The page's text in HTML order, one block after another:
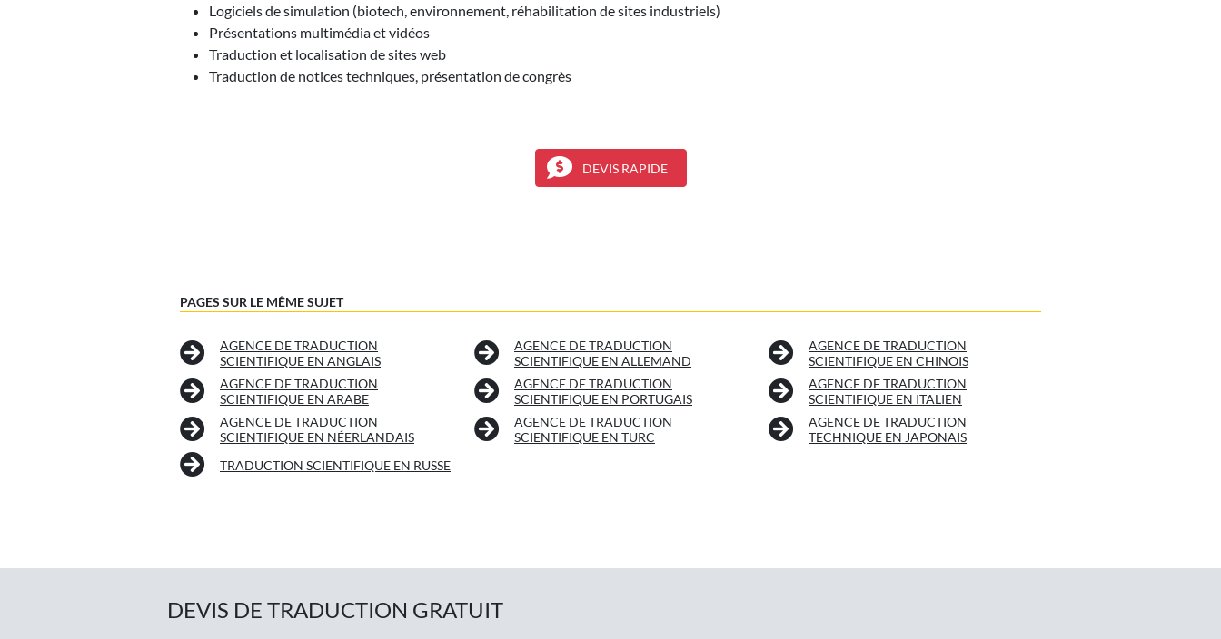
Logiciels de simulation (biotech, environnement, réhabilitation de sites industriels)
Présentations multimédia et vidéos
Traduction et localisation de sites web
Traduction de notices techniques, présentation de congrès
DEVIS RAPIDE
PAGES SUR LE MÊME SUJET
AGENCE DE TRADUCTION
SCIENTIFIQUE EN ANGLAIS
AGENCE DE TRADUCTION
SCIENTIFIQUE EN ALLEMAND
AGENCE DE TRADUCTION
SCIENTIFIQUE EN CHINOIS
AGENCE DE TRADUCTION
SCIENTIFIQUE EN ARABE
AGENCE DE TRADUCTION
SCIENTIFIQUE EN PORTUGAIS
AGENCE DE TRADUCTION
SCIENTIFIQUE EN ITALIEN
AGENCE DE TRADUCTION
SCIENTIFIQUE EN NÉERLANDAIS
AGENCE DE TRADUCTION
SCIENTIFIQUE EN TURC
AGENCE DE TRADUCTION
TECHNIQUE EN JAPONAIS
TRADUCTION SCIENTIFIQUE EN RUSSE
DEVIS DE TRADUCTION GRATUIT